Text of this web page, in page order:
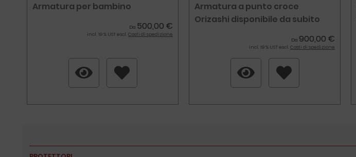
Armatura per bambino
Da 500,00 €
incl. 19 % UST escl. Costi di spedizione
Armatura a punto croce
Orizashi disponibile da subito
Da 900,00 €
incl. 19 % UST escl. Costi di spedizione